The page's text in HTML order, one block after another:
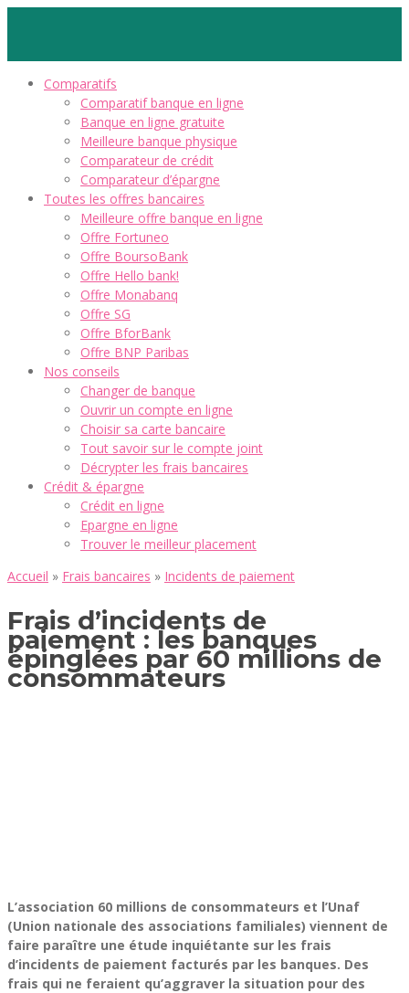
Comparatifs
Comparatif banque en ligne
Banque en ligne gratuite
Meilleure banque physique
Comparateur de crédit
Comparateur d’épargne
Toutes les offres bancaires
Meilleure offre banque en ligne
Offre Fortuneo
Offre BoursoBank
Offre Hello bank!
Offre Monabanq
Offre SG
Offre BforBank
Offre BNP Paribas
Nos conseils
Changer de banque
Ouvrir un compte en ligne
Choisir sa carte bancaire
Tout savoir sur le compte joint
Décrypter les frais bancaires
Crédit & épargne
Crédit en ligne
Epargne en ligne
Trouver le meilleur placement
Accueil » Frais bancaires » Incidents de paiement
Frais d’incidents de
paiement : les banques
épinglées par 60 millions de
consommateurs
L’association 60 millions de consommateurs et l’Unaf
(Union nationale des associations familiales) viennent de
faire paraître une étude inquiétante sur les frais
d’incidents de paiement facturés par les banques. Des
frais qui ne feraient qu’aggraver la situation pour des